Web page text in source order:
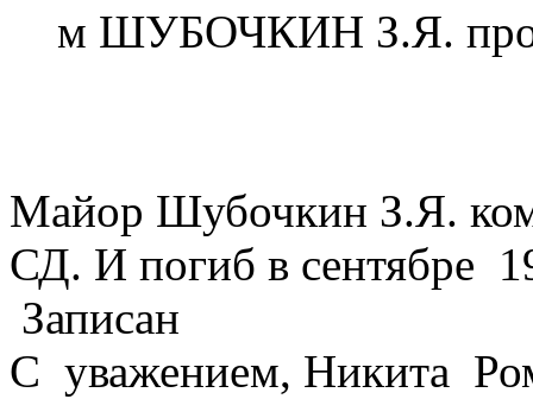
м ШУБОЧКИН З.Я.
Майор Шубочкин З.Я.
СД. И погиб в сентябре
Записан
C уважением, Никита